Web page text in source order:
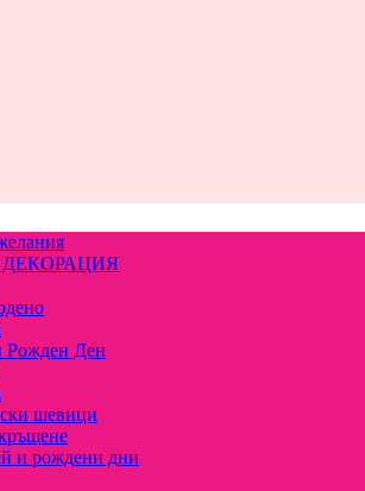
ДЕКОРАЦИЯ
Рожден Ден
шевици
и рождени дни